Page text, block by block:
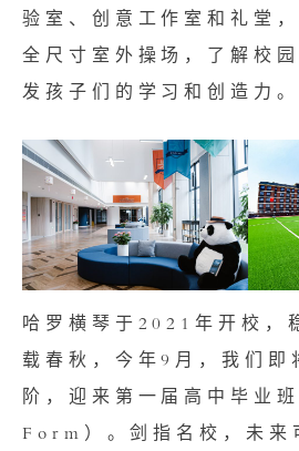
验室、创意工作室和礼堂
全尺寸室外操场，了解校
发孩子们的学习和创造力。
哈罗横琴于2021年开校，
载春秋，今年9月，我们即
阶，迎来第一届高中毕业
Form）。剑指名校，未来